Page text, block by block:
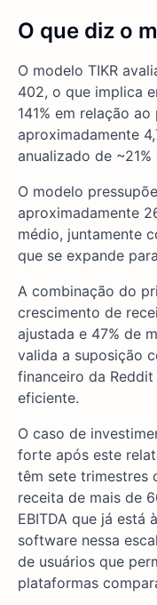
O que diz o
O modelo TIKR
402, o que implica
141% em relação
aproximadamente
anualizado de
O modelo
aproximadamente
médio, juntamente
que se expande
A combinação do
crescimento de
ajustada e 47% de
valida a suposição
financeiro da
eficiente.
O caso de
forte após este
têm sete trimestres
receita de mais de
EBITDA que já está
software nessa
de usuários que
plataformas